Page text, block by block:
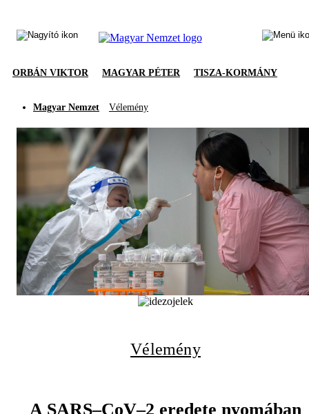
ORBÁN VIKTOR MAGYAR PÉTER TISZA-KORMÁNY
Magyar Nemzet Vélemény
Vélemény
A SARS–CoV–2 eredete nyomában